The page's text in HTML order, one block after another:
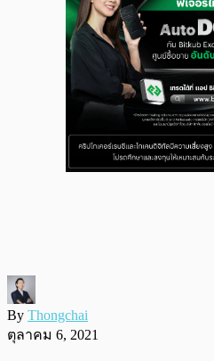
By Thongchai
ตุลาคม 6, 2021